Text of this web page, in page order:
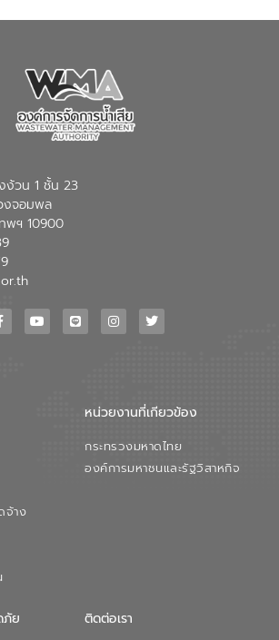
ในครั้งนี้เป็นการดึงจุดแข็งและความ
(อจน.) มาผสานกับประสบการณ์และ
เทคโนโลยีโครงข่ายน้ำครบวงจรในพื้นที่ EEC
ของอีสท์ วอเตอร์ เพื่อร่วมกันศึกษา
เทคโนโลยีการปรับปรุงคุณภาพน้ำ (Water
Reuse) และพัฒนารูปแบบการดำเนินงาน
ใช้น้ำที่พุ่งสูงขึ้นจากการขยายตัวของ
การองค์การจัดการน้ำเสีย กล่าวถึงภารกิจ
เพื่อสนับสนุนการพัฒนาเมืองอย่างยั่งยืน
ขณะที่ นายบดินทร์ อุดล กรรมการผู้อำนวย
สมดุลทางเศรษฐกิจและสิ่งแวดล้อมได้อย่าง
ภาคเอกชนในครั้งนี้ นับเป็นก้าวสำคัญของ
องค์การจัดการน้ำเสีย (อจน.) ในการร่วมวาง
งง้วน 1 ชั้น 23
งจอมพล
พฯ 10900
จ้าง
หน่วยงานที่เกียวข้อง
กระทรวงมหาดไทย
องค์การมหาชนและรัฐวิสาหกิจ
ภัย ติดต่อเรา